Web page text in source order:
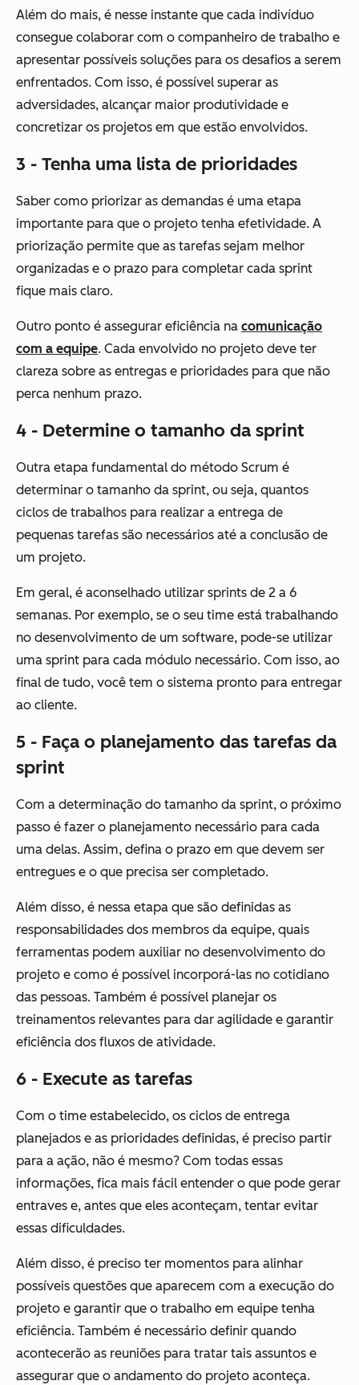
Além do mais, é nesse instante que cada indivíduo
consegue colaborar com o companheiro de trabalho e
apresentar possíveis soluções para os desafios a serem
enfrentados. Com isso, é possível superar as
adversidades, alcançar maior produtividade e
concretizar os projetos em que estão envolvidos.
3 - Tenha uma lista de prioridades
Saber como priorizar as demandas é uma etapa
importante para que o projeto tenha efetividade. A
priorização permite que as tarefas sejam melhor
organizadas e o prazo para completar cada sprint
fique mais claro.
Outro ponto é assegurar eficiência na comunicação
com a equipe. Cada envolvido no projeto deve ter
clareza sobre as entregas e prioridades para que não
perca nenhum prazo.
4 - Determine o tamanho da sprint
Outra etapa fundamental do método Scrum é
determinar o tamanho da sprint, ou seja, quantos
ciclos de trabalhos para realizar a entrega de
pequenas tarefas são necessários até a conclusão de
um projeto.
Em geral, é aconselhado utilizar sprints de 2 a 6
semanas. Por exemplo, se o seu time está trabalhando
no desenvolvimento de um software, pode-se utilizar
uma sprint para cada módulo necessário. Com isso, ao
final de tudo, você tem o sistema pronto para entregar
ao cliente.
5 - Faça o planejamento das tarefas da
sprint
Com a determinação do tamanho da sprint, o próximo
passo é fazer o planejamento necessário para cada
uma delas. Assim, defina o prazo em que devem ser
entregues e o que precisa ser completado.
Além disso, é nessa etapa que são definidas as
responsabilidades dos membros da equipe, quais
ferramentas podem auxiliar no desenvolvimento do
projeto e como é possível incorporá-las no cotidiano
das pessoas. Também é possível planejar os
treinamentos relevantes para dar agilidade e garantir
eficiência dos fluxos de atividade.
6 - Execute as tarefas
Com o time estabelecido, os ciclos de entrega
planejados e as prioridades definidas, é preciso partir
para a ação, não é mesmo? Com todas essas
informações, fica mais fácil entender o que pode gerar
entraves e, antes que eles aconteçam, tentar evitar
essas dificuldades.
Além disso, é preciso ter momentos para alinhar
possíveis questões que aparecem com a execução do
projeto e garantir que o trabalho em equipe tenha
eficiência. Também é necessário definir quando
acontecerão as reuniões para tratar tais assuntos e
assegurar que o andamento do projeto aconteça.